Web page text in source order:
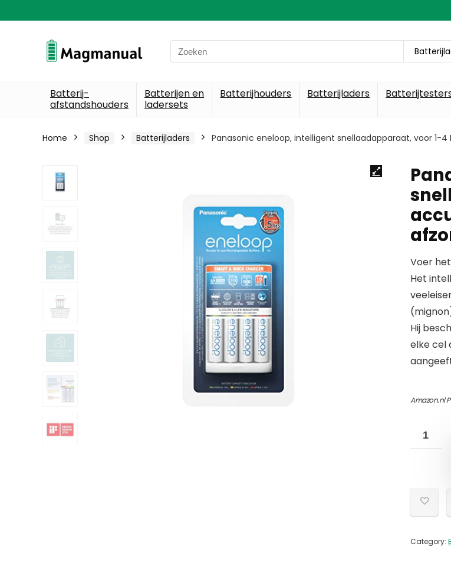
Search
for:
Batterij-
afstandshouders
Batterijen en
ladersets
Batterijhouders Batterijladers
Home Shop Batterijladers Panasonic eneloop, intelligent snellaadapparaat, voor 1-
Voer
Het
Hij
elke cel
Amazon.nl
Category: